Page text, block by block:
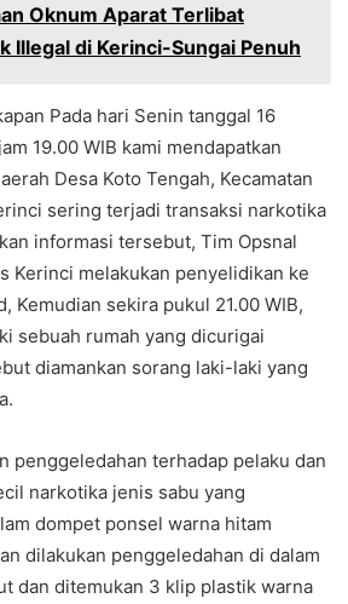
Oknum Aparat Terlibat
Illegal di Kerinci-Sungai Penuh
Pada hari Senin tanggal 16
19.00 WIB kami mendapatkan
Desa Koto Tengah, Kecamatan
sering terjadi transaksi narkotika
informasi tersebut, Tim Opsnal
Kerinci melakukan penyelidikan ke
Kemudian sekira pukul 21.00 WIB,
sebuah rumah yang dicurigai
diamankan sorang laki-laki yang
penggeledahan terhadap pelaku dan
narkotika jenis sabu yang
dompet ponsel warna hitam
dilakukan penggeledahan di dalam
dan ditemukan 3 klip plastik warna